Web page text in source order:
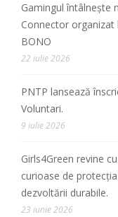
Gamingul întâlnește
Connector organizat
BONO
22 iulie 2026
PNTP lansează
Voluntari.
9 iulie 2026
Girls4Green revine
curioase de
dezvoltării durabile.
23 iunie 2026